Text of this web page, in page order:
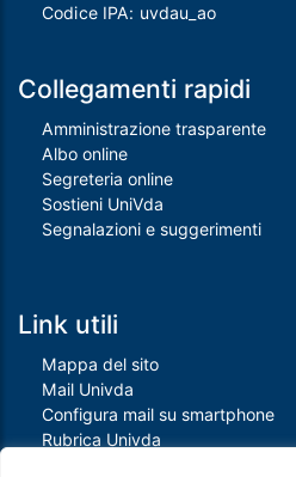
Codice IPA: uvdau_ao
Collegamenti rapidi
Amministrazione trasparente
Albo online
Segreteria online
Sostieni UniVda
Segnalazioni e suggerimenti
Link utili
Mappa del sito
Mail Univda
Configura mail su smartphone
Rubrica Univda